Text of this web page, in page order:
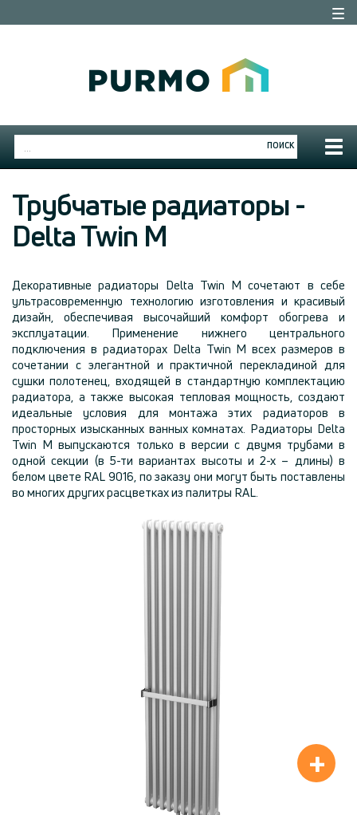
ПОИСК
Трубчатые радиаторы -
Delta Twin M
Декоративные радиаторы Delta Twin M сочетают в себе
ультрасовременную технологию изготовления и красивый
дизайн, обеспечивая высочайший комфорт обогрева и
эксплуатации. Применение нижнего центрального
подключения в радиаторах Delta Twin M всех размеров в
сочетании с элегантной и практичной перекладиной для
сушки полотенец, входящей в стандартную комплектацию
радиатора, а также высокая тепловая мощность, создают
идеальные условия для монтажа этих радиаторов в
просторных изысканных ванных комнатах. Радиаторы Delta
Twin M выпускаются только в версии с двумя трубами в
одной секции (в 5-ти вариантах высоты и 2-х – длины) в
белом цвете RAL 9016, по заказу они могут быть поставлены
во многих других расцветках из палитры RAL.
+